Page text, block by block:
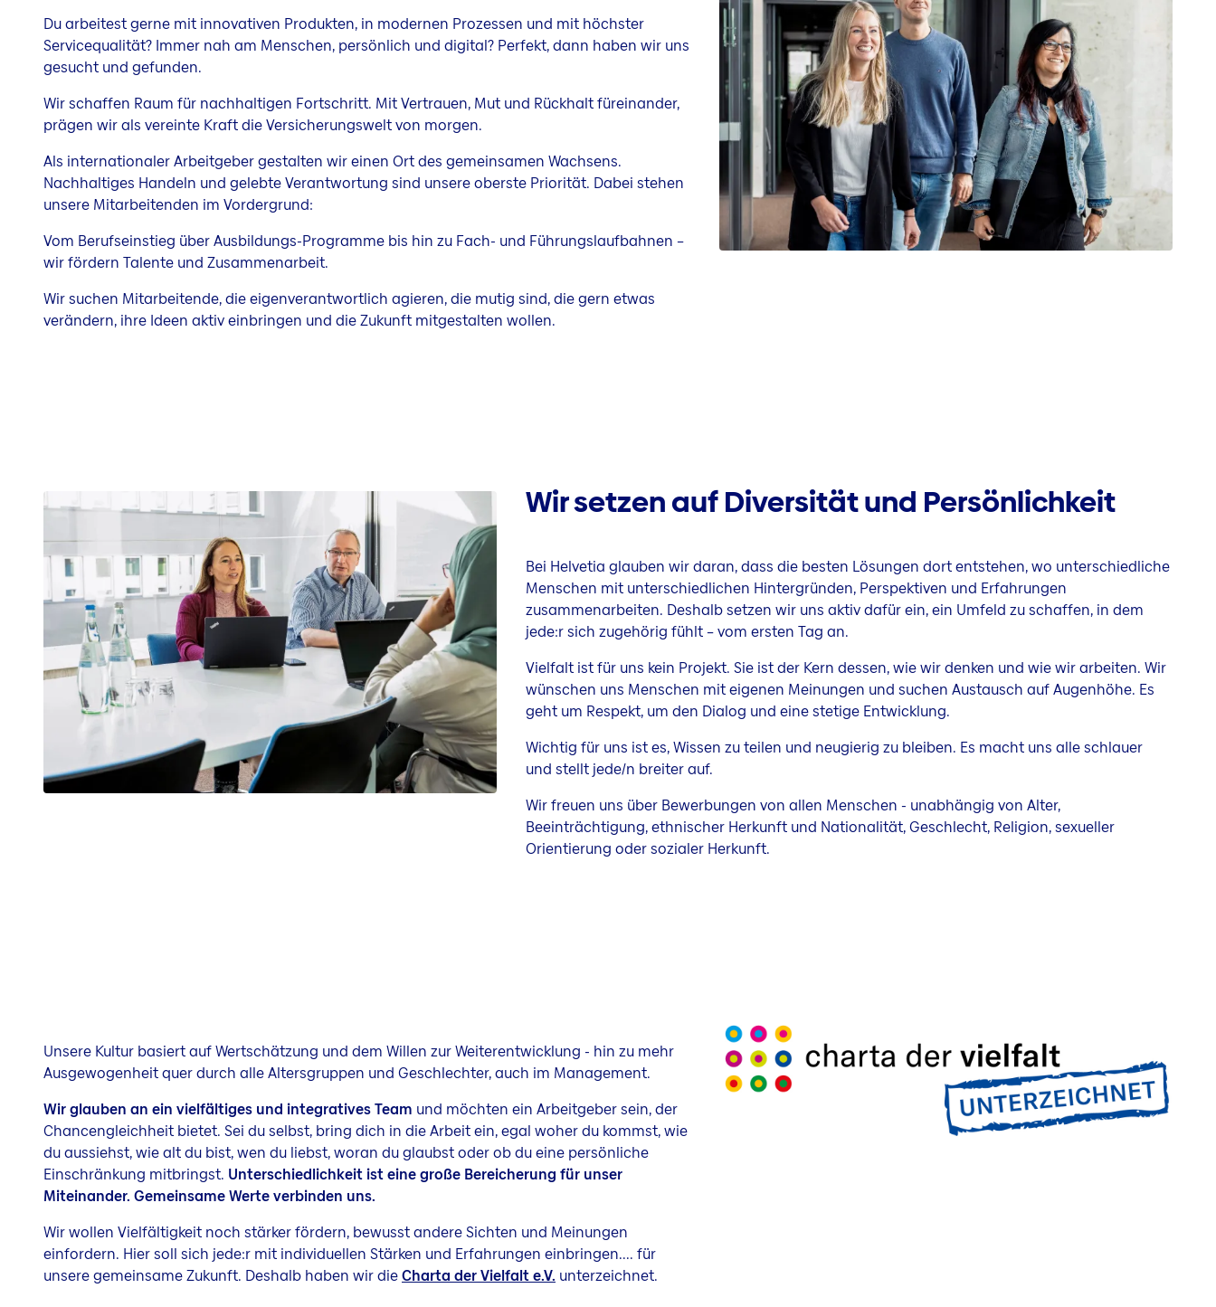
Du arbeitest gerne mit innovativen Produkten, in modernen Prozessen und mit höchster
Servicequalität? Immer nah am Menschen, persönlich und digital? Perfekt, dann haben wir uns
gesucht und gefunden.
Wir schaffen Raum für nachhaltigen Fortschritt. Mit Vertrauen, Mut und Rückhalt füreinander,
prägen wir als vereinte Kraft die Versicherungswelt von morgen.
Als internationaler Arbeitgeber gestalten wir einen Ort des gemeinsamen Wachsens.
Nachhaltiges Handeln und gelebte Verantwortung sind unsere oberste Priorität. Dabei stehen
unsere Mitarbeitenden im Vordergrund:
Vom Berufseinstieg über Ausbildungs-Programme bis hin zu Fach- und Führungslaufbahnen –
wir fördern Talente und Zusammenarbeit.
Wir suchen Mitarbeitende, die eigenverantwortlich agieren, die mutig sind, die gern etwas
verändern, ihre Ideen aktiv einbringen und die Zukunft mitgestalten wollen.
Wir setzen auf Diversität und Persönlichkeit
Bei Helvetia glauben wir daran, dass die besten Lösungen dort entstehen, wo unterschiedliche
Menschen mit unterschiedlichen Hintergründen, Perspektiven und Erfahrungen
zusammenarbeiten. Deshalb setzen wir uns aktiv dafür ein, ein Umfeld zu schaffen, in dem
jede:r sich zugehörig fühlt – vom ersten Tag an.
Vielfalt ist für uns kein Projekt. Sie ist der Kern dessen, wie wir denken und wie wir arbeiten. Wir
wünschen uns Menschen mit eigenen Meinungen und suchen Austausch auf Augenhöhe. Es
geht um Respekt, um den Dialog und eine stetige Entwicklung.
Wichtig für uns ist es, Wissen zu teilen und neugierig zu bleiben. Es macht uns alle schlauer
und stellt jede/n breiter auf.
Wir freuen uns über Bewerbungen von allen Menschen - unabhängig von Alter,
Beeinträchtigung, ethnischer Herkunft und Nationalität, Geschlecht, Religion, sexueller
Orientierung oder sozialer Herkunft.
Unsere Kultur basiert auf Wertschätzung und dem Willen zur Weiterentwicklung - hin zu mehr
Ausgewogenheit quer durch alle Altersgruppen und Geschlechter, auch im Management.
Wir glauben an ein vielfältiges und integratives Team und möchten ein Arbeitgeber sein, der
Chancengleichheit bietet. Sei du selbst, bring dich in die Arbeit ein, egal woher du kommst, wie
du aussiehst, wie alt du bist, wen du liebst, woran du glaubst oder ob du eine persönliche
Einschränkung mitbringst. Unterschiedlichkeit ist eine große Bereicherung für unser
Miteinander. Gemeinsame Werte verbinden uns.
Wir wollen Vielfältigkeit noch stärker fördern, bewusst andere Sichten und Meinungen
einfordern. Hier soll sich jede:r mit individuellen Stärken und Erfahrungen einbringen.... für
unsere gemeinsame Zukunft. Deshalb haben wir dieCharta der Vielfalt e.V. unterzeichnet.